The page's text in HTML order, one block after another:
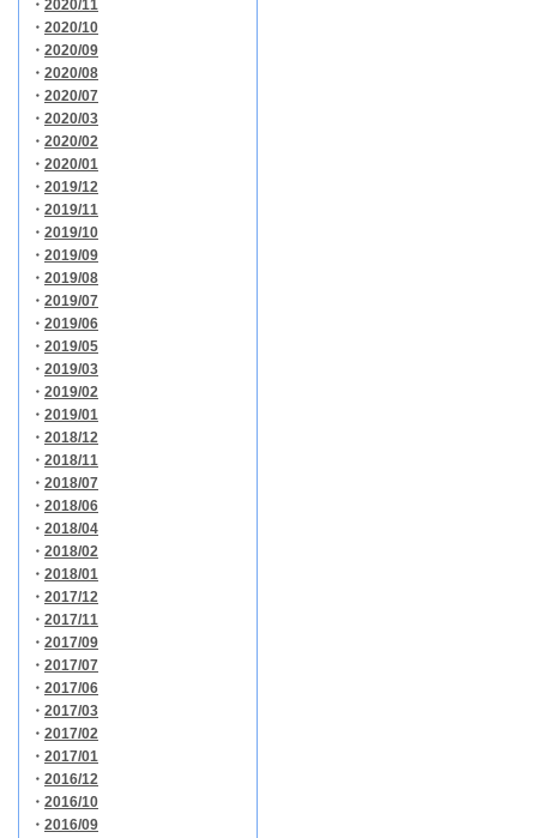
・ 2020/11
・ 2020/10
・ 2020/09
・ 2020/08
・ 2020/07
・ 2020/03
・ 2020/02
・ 2020/01
・ 2019/12
・ 2019/11
・ 2019/10
・ 2019/09
・ 2019/08
・ 2019/07
・ 2019/06
・ 2019/05
・ 2019/03
・ 2019/02
・ 2019/01
・ 2018/12
・ 2018/11
・ 2018/07
・ 2018/06
・ 2018/04
・ 2018/02
・ 2018/01
・ 2017/12
・ 2017/11
・ 2017/09
・ 2017/07
・ 2017/06
・ 2017/03
・ 2017/02
・ 2017/01
・ 2016/12
・ 2016/10
・ 2016/09